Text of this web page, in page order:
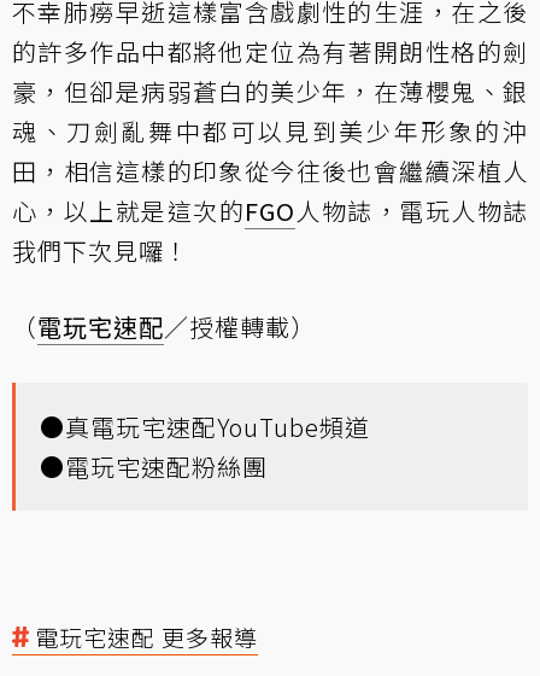
不幸肺癆早逝這樣富含戲劇性的生涯，在之後
的許多作品中都將他定位為有著開朗性格的劍
豪，但卻是病弱蒼白的美少年，在薄櫻鬼、銀
魂、刀劍亂舞中都可以見到美少年形象的沖
田，相信這樣的印象從今往後也會繼續深植人
心，以上就是這次的FGO人物誌，電玩人物誌
我們下次見囉！
（電玩宅速配／授權轉載）
●真電玩宅速配YouTube頻道
●電玩宅速配粉絲團
電玩宅速配 更多報導